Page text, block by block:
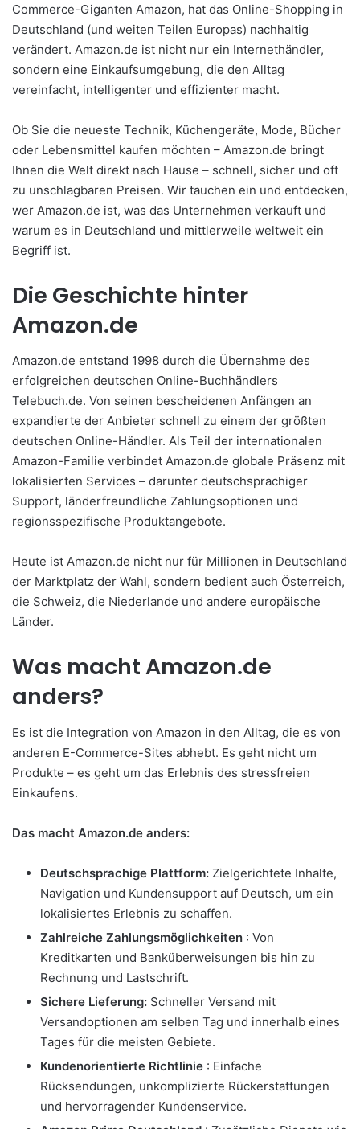
Commerce-Giganten Amazon, hat das Online-Shopping in
Deutschland (und weiten Teilen Europas) nachhaltig
verändert. Amazon.de ist nicht nur ein Internethändler,
sondern eine Einkaufsumgebung, die den Alltag
vereinfacht, intelligenter und effizienter macht.
Ob Sie die neueste Technik, Küchengeräte, Mode, Bücher
oder Lebensmittel kaufen möchten – Amazon.de bringt
Ihnen die Welt direkt nach Hause – schnell, sicher und oft
zu unschlagbaren Preisen. Wir tauchen ein und entdecken,
wer Amazon.de ist, was das Unternehmen verkauft und
warum es in Deutschland und mittlerweile weltweit ein
Begriff ist.
Die Geschichte hinter
Amazon.de
Amazon.de entstand 1998 durch die Übernahme des
erfolgreichen deutschen Online-Buchhändlers
Telebuch.de. Von seinen bescheidenen Anfängen an
expandierte der Anbieter schnell zu einem der größten
deutschen Online-Händler. Als Teil der internationalen
Amazon-Familie verbindet Amazon.de globale Präsenz mit
lokalisierten Services – darunter deutschsprachiger
Support, länderfreundliche Zahlungsoptionen und
regionsspezifische Produktangebote.
Heute ist Amazon.de nicht nur für Millionen in Deutschland
der Marktplatz der Wahl, sondern bedient auch Österreich,
die Schweiz, die Niederlande und andere europäische
Länder.
Was macht Amazon.de
anders?
Es ist die Integration von Amazon in den Alltag, die es von
anderen E-Commerce-Sites abhebt. Es geht nicht um
Produkte – es geht um das Erlebnis des stressfreien
Einkaufens.
Das macht Amazon.de anders:
Deutschsprachige Plattform: Zielgerichtete Inhalte,
Navigation und Kundensupport auf Deutsch, um ein
lokalisiertes Erlebnis zu schaffen.
Zahlreiche Zahlungsmöglichkeiten : Von
Kreditkarten und Banküberweisungen bis hin zu
Rechnung und Lastschrift.
Sichere Lieferung: Schneller Versand mit
Versandoptionen am selben Tag und innerhalb eines
Tages für die meisten Gebiete.
Kundenorientierte Richtlinie : Einfache
Rücksendungen, unkomplizierte Rückerstattungen
und hervorragender Kundenservice.